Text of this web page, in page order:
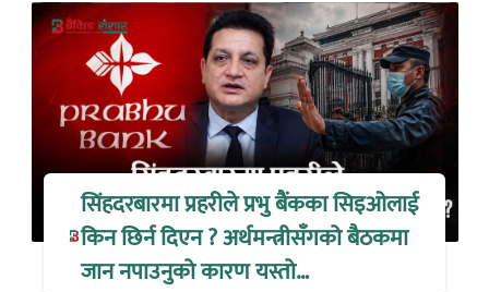
सिंहदरबारमा प्रहरीले प्रभु बैंकका सिइओलाई
किन छिर्न दिएन ? अर्थमन्त्रीसँगको बैठकमा
जान नपाउनुको कारण यस्तो…